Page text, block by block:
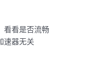
看看是否流畅
速器无关